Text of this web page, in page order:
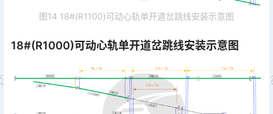
图14 18#(R1100)可动心轨单开道岔跳线安装示意图
18#(R1000)可动心轨单开道岔跳线安装示意图